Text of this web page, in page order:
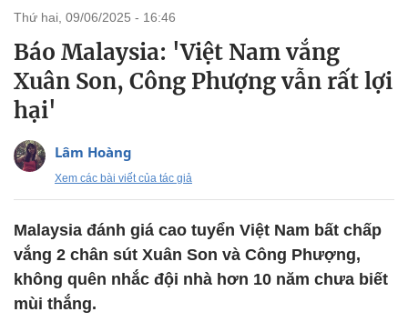
thứ hai, 09/06/2025 - 16:46
Báo Malaysia: 'Việt Nam vắng
Xuân Son, Công Phượng vẫn rất lợi
hại'
Lâm Hoàng
Xem các bài viết của tác giả
Malaysia đánh giá cao tuyển Việt Nam bất chấp
vắng 2 chân sút Xuân Son và Công Phượng,
không quên nhắc đội nhà hơn 10 năm chưa biết
mùi thắng.